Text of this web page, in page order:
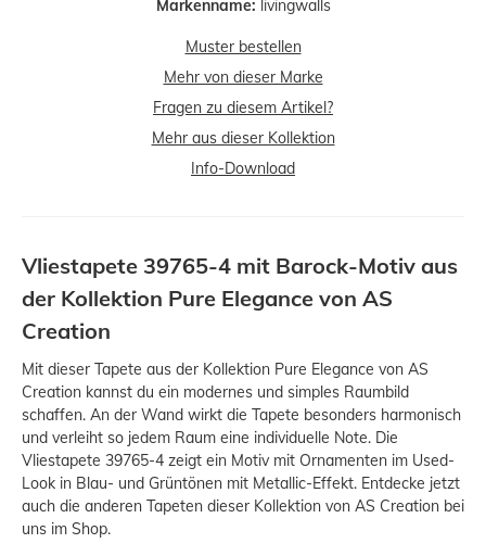
Markenname: livingwalls
Muster bestellen
Mehr von dieser Marke
Fragen zu diesem Artikel?
Mehr aus dieser Kollektion
Info-Download
Vliestapete 39765-4 mit Barock-Motiv aus
der Kollektion Pure Elegance von AS
Creation
Mit dieser Tapete aus der Kollektion Pure Elegance von AS
Creation kannst du ein modernes und simples Raumbild
schaffen. An der Wand wirkt die Tapete besonders harmonisch
und verleiht so jedem Raum eine individuelle Note. Die
Vliestapete 39765-4 zeigt ein Motiv mit Ornamenten im Used-
Look in Blau- und Grüntönen mit Metallic-Effekt. Entdecke jetzt
auch die anderen Tapeten dieser Kollektion von AS Creation bei
uns im Shop.